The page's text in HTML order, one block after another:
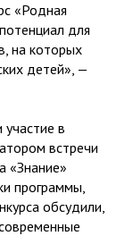
«Родная
для
на которых
детей», —
в
встречи
«Знание»
программы,
обсудили,